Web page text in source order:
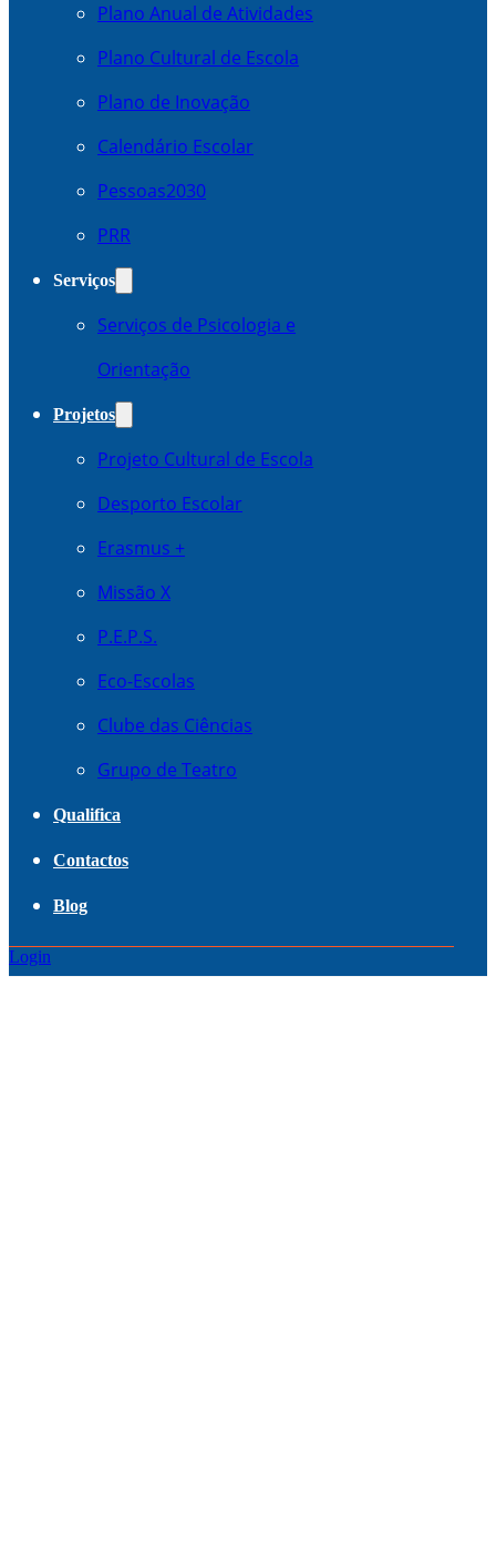
Plano Anual de Atividades
Plano Cultural de Escola
Plano de Inovação
Calendário Escolar
Pessoas2030
PRR
Serviços
Serviços de Psicologia e
Orientação
Projetos
Projeto Cultural de Escola
Desporto Escolar
Erasmus +
Missão X
P.E.P.S.
Eco-Escolas
Clube das Ciências
Grupo de Teatro
Qualifica
Contactos
Blog
Login